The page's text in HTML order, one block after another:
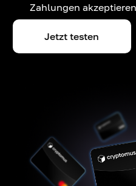
Zahlungen
Jetzt testen